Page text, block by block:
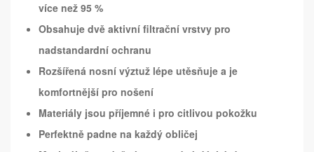
více než 95 %
Obsahuje dvě aktivní filtrační vrstvy pro
nadstandardní ochranu
Rozšířená nosní výztuž lépe utěsňuje a je
komfortnější pro nošení
Materiály jsou příjemné i pro citlivou pokožku
Perfektně padne na každý obličej